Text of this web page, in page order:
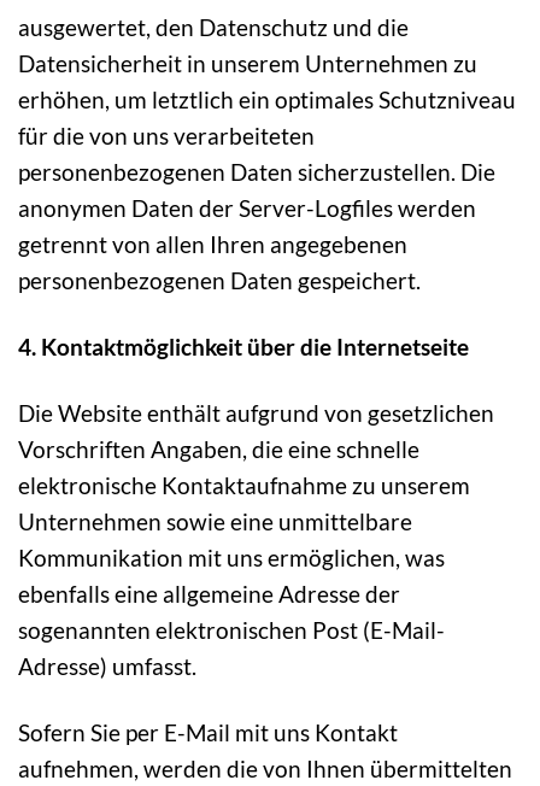
ausgewertet, den Datenschutz und die
Datensicherheit in unserem Unternehmen zu
erhöhen, um letztlich ein optimales Schutzniveau
für die von uns verarbeiteten
personenbezogenen Daten sicherzustellen. Die
anonymen Daten der Server-Logfiles werden
getrennt von allen Ihren angegebenen
personenbezogenen Daten gespeichert.
4. Kontaktmöglichkeit über die Internetseite
Die Website enthält aufgrund von gesetzlichen
Vorschriften Angaben, die eine schnelle
elektronische Kontaktaufnahme zu unserem
Unternehmen sowie eine unmittelbare
Kommunikation mit uns ermöglichen, was
ebenfalls eine allgemeine Adresse der
sogenannten elektronischen Post (E-Mail-
Adresse) umfasst.
Sofern Sie per E-Mail mit uns Kontakt
aufnehmen, werden die von Ihnen übermittelten